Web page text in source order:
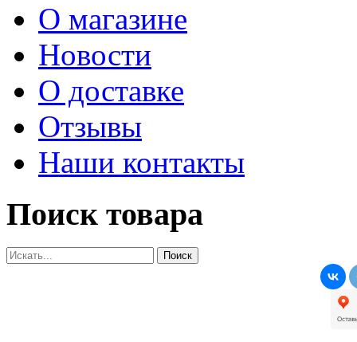
О магазине
Новости
О доставке
Отзывы
Наши контакты
Поиск товара